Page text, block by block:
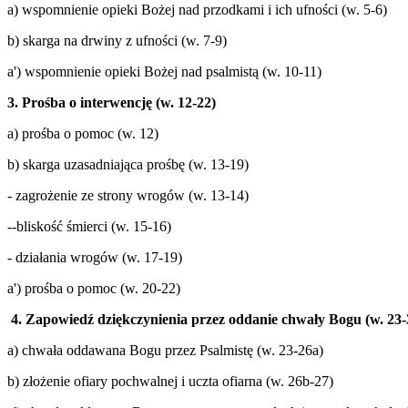
a) wspomnienie opieki Bożej nad przodkami i ich ufności (w. 5-6)
b) skarga na drwiny z ufności (w. 7-9)
a') wspomnienie opieki Bożej nad psalmistą (w. 10-11)
3. Prośba o interwencję (w. 12-22)
a) prośba o pomoc (w. 12)
b) skarga uzasadniająca prośbę (w. 13-19)
- zagrożenie ze strony wrogów (w. 13-14)
--bliskość śmierci (w. 15-16)
- działania wrogów (w. 17-19)
a') prośba o pomoc (w. 20-22)
4. Zapowiedź dziękczynienia przez oddanie chwały Bogu (w.
a) chwała oddawana Bogu przez Psalmistę (w. 23-26a)
b) złożenie ofiary pochwalnej i uczta ofiarna (w. 26b-27)